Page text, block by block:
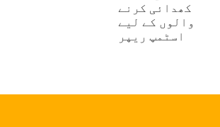
کھدائی کرنے
والوں کے لیے
اسٹمپ ریپر